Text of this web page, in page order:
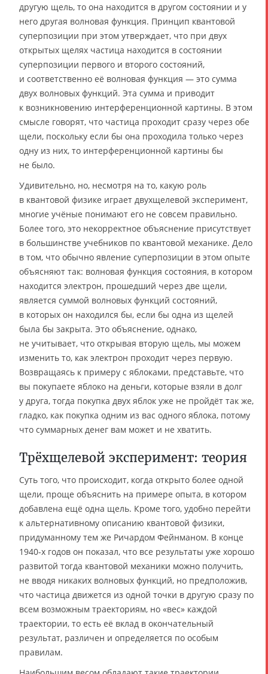
другую щель, то она находится в другом состоянии и у
него другая волновая функция. Принцип квантовой
суперпозиции при этом утверждает, что при двух
открытых щелях частица находится в состоянии
суперпозиции первого и второго состояний,
и соответственно её волновая функция — это сумма
двух волновых функций. Эта сумма и приводит
к возникновению интерференционной картины. В этом
смысле говорят, что частица проходит сразу через обе
щели, поскольку если бы она проходила только через
одну из них, то интерференционной картины бы
не было.
Удивительно, но, несмотря на то, какую роль
в квантовой физике играет двухщелевой эксперимент,
многие учёные понимают его не совсем правильно.
Более того, это некорректное объяснение присутствует
в большинстве учебников по квантовой механике. Дело
в том, что обычно явление суперпозиции в этом опыте
объясняют так: волновая функция состояния, в котором
находится электрон, прошедший через две щели,
является суммой волновых функций состояний,
в которых он находился бы, если бы одна из щелей
была бы закрыта. Это объяснение, однако,
не учитывает, что открывая вторую щель, мы можем
изменить то, как электрон проходит через первую.
Возвращаясь к примеру с яблоками, представьте, что
вы покупаете яблоко на деньги, которые взяли в долг
у друга, тогда покупка двух яблок уже не пройдёт так же,
гладко, как покупка одним из вас одного яблока, потому
что суммарных денег вам может и не хватить.
Трёхщелевой эксперимент: теория
Суть того, что происходит, когда открыто более одной
щели, проще объяснить на примере опыта, в котором
добавлена ещё одна щель. Кроме того, удобно перейти
к альтернативному описанию квантовой физики,
придуманному тем же Ричардом Фейнманом. В конце
1940-х годов он показал, что все результаты уже хорошо
развитой тогда квантовой механики можно получить,
не вводя никаких волновых функций, но предположив,
что частица движется из одной точки в другую сразу по
всем возможным траекториям, но «вес» каждой
траектории, то есть её вклад в окончательный
результат, различен и определяется по особым
правилам.